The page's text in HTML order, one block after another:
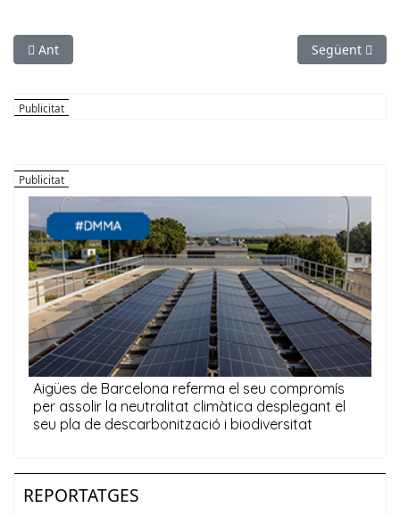
Article anterior: Sant Boi promou l’ús de la bicicleta
Ant Article
Següent
REPORTATGES